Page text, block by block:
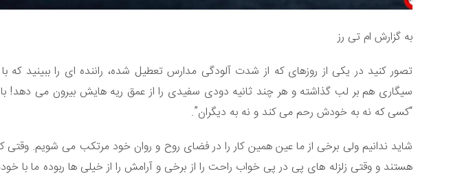
به گزارش ام تی رز
تصور کنید در یکی از روزهای که از شدت آلودگی مدارس تعطیل شده، راننده ای را ببینید که
سیگاری هم بر لب گذاشته و هر چند ثانیه دودی سفیدی را از عمق ریه هایش بیرون می دهد!
“کسی که نه به خودش رحم می کند و نه به دیگران”.
شاید ندانیم ولی برخی از ما عین همین کار را در فضای روح و روان خود مرتکب می شویم. وقتی
هستند و وقتی زلزله های پی در پی خواب راحت را از برخی و آرامش را از خیلی ها ربوده ما با